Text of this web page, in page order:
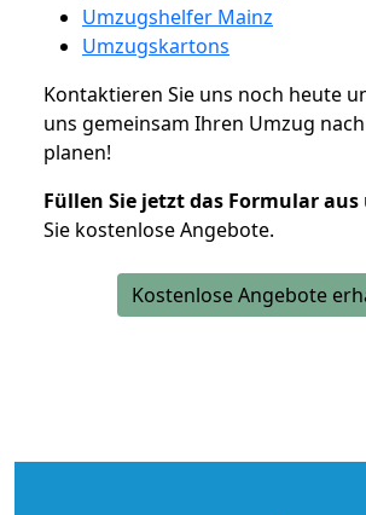
Umzugshelfer Mainz
Umzugskartons
Kontaktieren Sie uns noch heute
uns gemeinsam Ihren Umzug
planen!
Füllen Sie jetzt das Formular aus
Sie kostenlose Angebote.
Kostenlose Angebote